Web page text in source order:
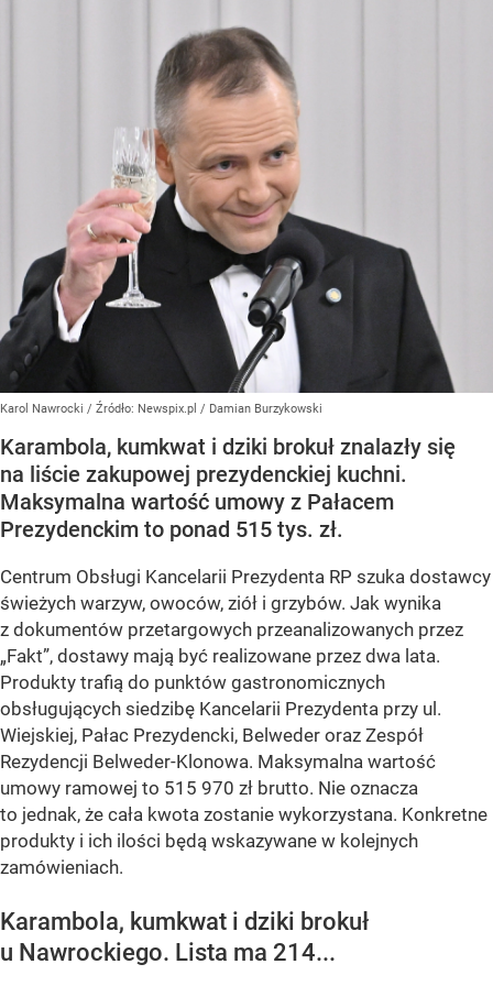
Karol Nawrocki / Źródło: Newspix.pl / Damian Burzykowski
Karambola, kumkwat i dziki brokuł znalazły się
na liście zakupowej prezydenckiej kuchni.
Maksymalna wartość umowy z Pałacem
Prezydenckim to ponad 515 tys. zł.
Centrum Obsługi Kancelarii Prezydenta RP szuka dostawcy
świeżych warzyw, owoców, ziół i grzybów. Jak wynika
z dokumentów przetargowych przeanalizowanych przez
„Fakt”, dostawy mają być realizowane przez dwa lata.
Produkty trafią do punktów gastronomicznych
obsługujących siedzibę Kancelarii Prezydenta przy ul.
Wiejskiej, Pałac Prezydencki, Belweder oraz Zespół
Rezydencji Belweder-Klonowa. Maksymalna wartość
umowy ramowej to 515 970 zł brutto. Nie oznacza
to jednak, że cała kwota zostanie wykorzystana. Konkretne
produkty i ich ilości będą wskazywane w kolejnych
zamówieniach.
Karambola, kumkwat i dziki brokuł
u Nawrockiego. Lista ma 214...